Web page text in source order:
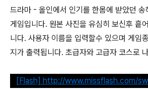
드라마 - 올인에서 인기를 한몸에 받았던 송
게임입니다. 원본 사진을 유심히 보신후 흩
니다. 사용자 이름을 입력할수 있으며 게임
지가 출력됩니다. 초급자와 고급자 코스로
[Flash] http://www.missflash.com/